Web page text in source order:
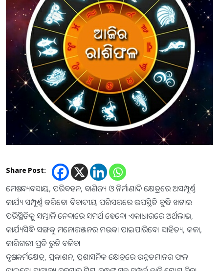
Share Post:
ମେଷ:-ବ୍ୟବସାୟ, ପରିବହନ, ବାଣିଜ୍ୟ ଓ ନିର୍ମାଣାଦି କ୍ଷେତ୍ରରେ ଅସମ୍ପୂର୍ଣ୍ଣ
କାର୍ଯ୍ୟ ସମ୍ପୂର୍ଣ୍ଣ କରିବେ। ବିବାଦୀୟ ପରିସରରେ ଉପସ୍ଥିତି ବୁଦ୍ଧି ଖଟାଇ
ପରିସ୍ଥିତିକୁ ସମ୍ଭାଳି ନେବାରେ ସମର୍ଥ ହେବେ। ଏକାଧାରରେ ଅର୍ଥଲାଭ,
କାର୍ଯ୍ୟସିଦ୍ଧି ସଙ୍ଗକୁ ମନୋରଞ୍ଜନର ମଉକା ପାଇପାରିବେ। ସାହିତ୍ୟ, କଳା,
କାରିଗରୀ ପ୍ରତି ରୁଚି ବଳିବ।
ବୃଷ:-କର୍ମକ୍ଷେତ୍ର, ପ୍ରକାଶନ, ପ୍ରଶାସନିକ କ୍ଷେତ୍ରରେ ଉନ୍ନତମାନର ଫଳ